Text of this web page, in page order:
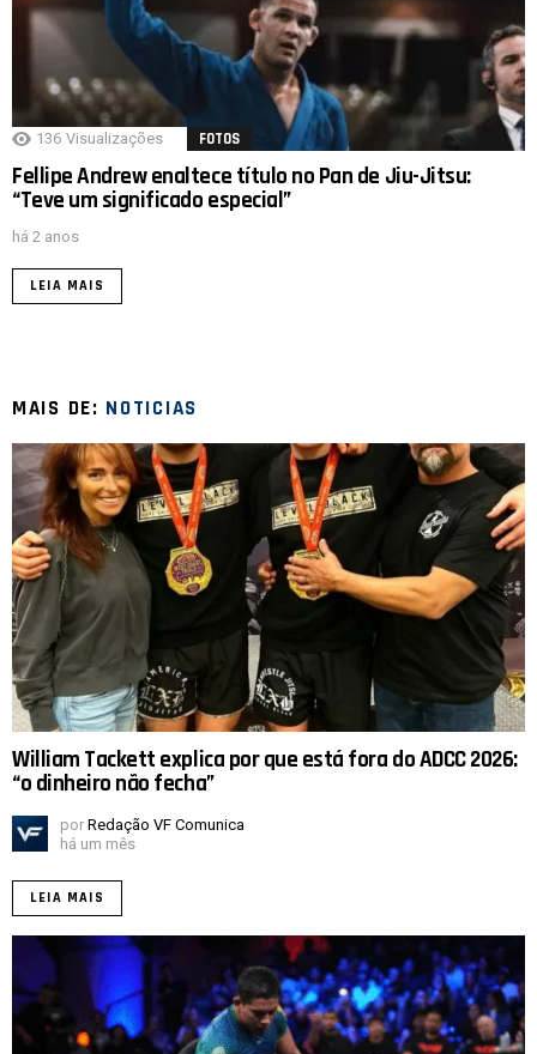
136 Visualizações FOTOS
Fellipe Andrew enaltece título no Pan de Jiu-Jitsu:
“Teve um significado especial”
há 2 anos
LEIA MAIS
MAIS DE: NOTICIAS
William Tackett explica por que está fora do ADCC 2026:
“o dinheiro não fecha”
por Redação VF Comunica
há um mês
LEIA MAIS